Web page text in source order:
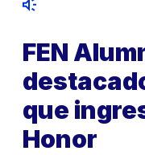
FEN
que
Honor